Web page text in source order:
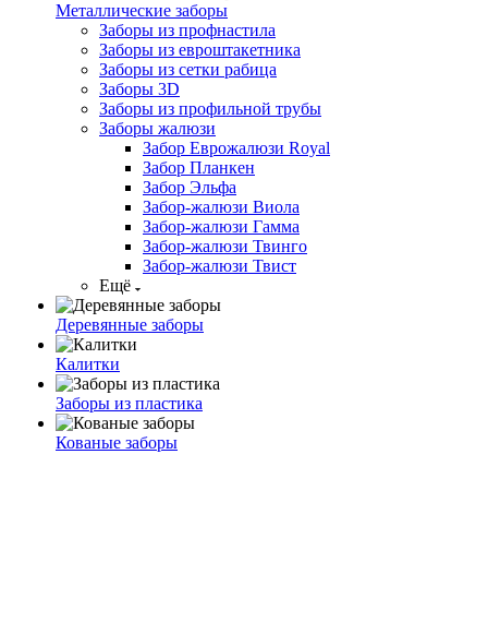
Металлические заборы
Заборы из профнастила
Заборы из евроштакетника
Заборы из сетки рабица
Заборы 3D
Заборы из профильной трубы
Заборы жалюзи
Забор Еврожалюзи Royal
Забор Планкен
Забор Эльфа
Забор-жалюзи Виола
Забор-жалюзи Гамма
Забор-жалюзи Твинго
Забор-жалюзи Твист
Ещё
Деревянные заборы
Калитки
Заборы из пластика
Кованые заборы